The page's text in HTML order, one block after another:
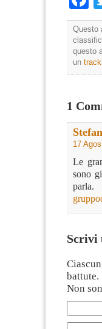
Questo
questo
un
1
17
Le
sono
parla.
Scrivi
battute.
Non